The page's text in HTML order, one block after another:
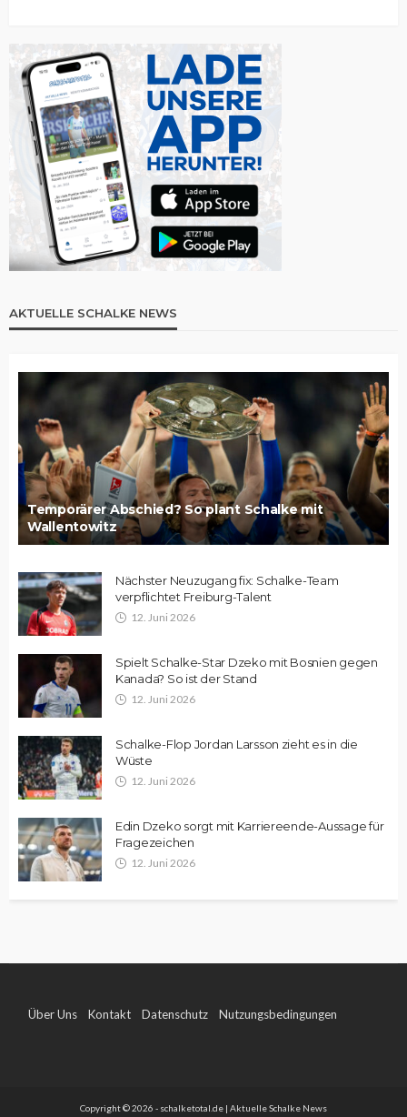
AKTUELLE SCHALKE NEWS
Temporärer Abschied? So plant Schalke mit
Wallentowitz
Nächster Neuzugang fix: Schalke-Team
verpflichtet Freiburg-Talent
12. Juni 2026
Spielt Schalke-Star Dzeko mit Bosnien gegen
Kanada? So ist der Stand
12. Juni 2026
Schalke-Flop Jordan Larsson zieht es in die
Wüste
12. Juni 2026
Edin Dzeko sorgt mit Karriereende-Aussage für
Fragezeichen
12. Juni 2026
Über Uns Kontakt Datenschutz Nutzungsbedingungen
Copyright © 2026 - schalketotal.de | Aktuelle Schalke News